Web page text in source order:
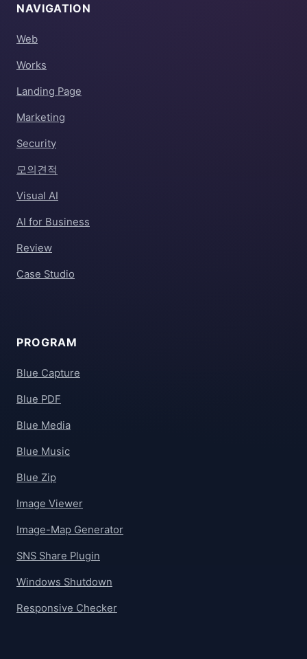
NAVIGATION
Web
Works
Landing Page
Marketing
Security
모의견적
Visual AI
AI for Business
Review
Case Studio
PROGRAM
Blue Capture
Blue PDF
Blue Media
Blue Music
Blue Zip
Image Viewer
Image-Map Generator
SNS Share Plugin
Windows Shutdown
Responsive Checker